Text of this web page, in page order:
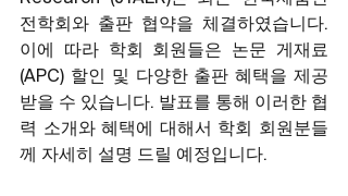
전학회와 출판 협약을 체결하였습니다.
이에 따라 학회 회원들은 논문 게재료
(APC) 할인 및 다양한 출판 혜택을 제공
받을 수 있습니다. 발표를 통해 이러한 협
력 소개와 혜택에 대해서 학회 회원분들
께 자세히 설명 드릴 예정입니다.